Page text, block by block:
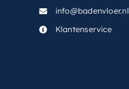
info@badenvloer.nl
Klantenservice